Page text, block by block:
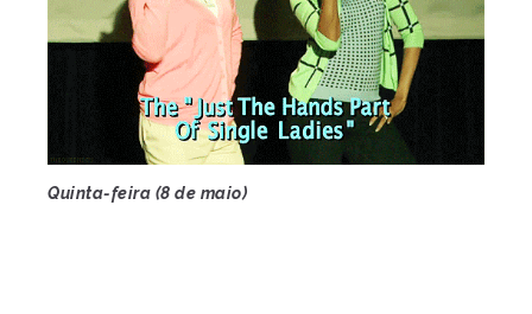
Quinta-feira (8 de maio)